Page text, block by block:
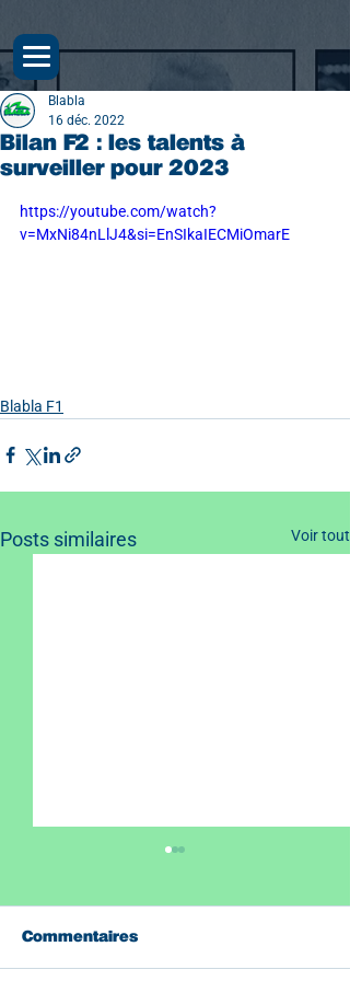
Bilan F2 : les talents à
surveiller pour 2023
Blabla
16 déc. 2022
https://youtube.com/watch?
v=MxNi84nLlJ4&si=EnSIkaIECMiOmarE
Blabla F1
Posts similaires Voir tout
Commentaires